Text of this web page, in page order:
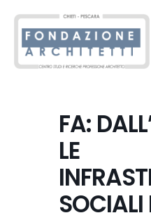
contenuto
FA:
LE
SOCIALI